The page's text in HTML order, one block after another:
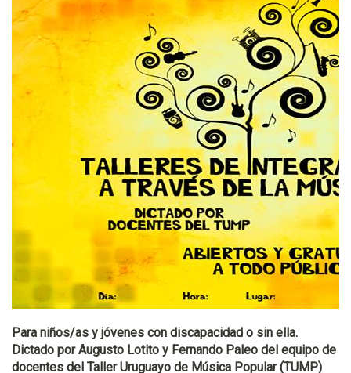
Para niños/as y jóvenes con discapacidad o sin ella.
Dictado por Augusto Lotito y Fernando Paleo del equipo de
docentes del Taller Uruguayo de Música Popular (TUMP)